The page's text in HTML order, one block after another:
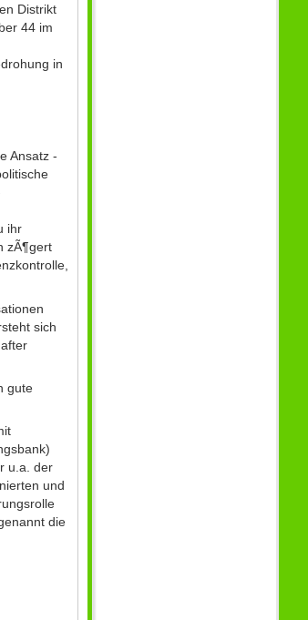
Distrikt
44 im
in
Ansatz -
ihr
zÃ¶gert
sich
gute
u.a. der
und
die